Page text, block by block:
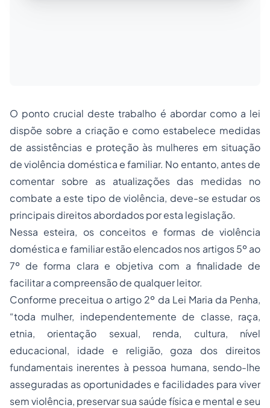
O ponto crucial deste trabalho é abordar como a lei
dispõe sobre a criação e como estabelece medidas
de assistências e proteção às mulheres em situação
de violência doméstica e familiar. No entanto, antes de
comentar sobre as atualizações das medidas no
combate a este tipo de violência, deve-se estudar os
principais direitos abordados por esta legislação.
Nessa esteira, os conceitos e formas de violência
doméstica e familiar estão elencados nos artigos 5º ao
7º de forma clara e objetiva com a finalidade de
facilitar a compreensão de qualquer leitor.
Conforme preceitua o artigo 2º da Lei Maria da Penha,
“toda mulher, independentemente de classe, raça,
etnia, orientação sexual, renda, cultura, nível
educacional, idade e religião, goza dos direitos
fundamentais inerentes à pessoa humana, sendo-lhe
asseguradas as oportunidades e facilidades para viver
sem violência, preservar sua saúde física e mental e seu